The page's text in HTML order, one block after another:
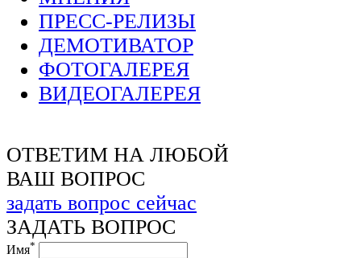
ПРЕСС-РЕЛИЗЫ
ДЕМОТИВАТОР
ФОТОГАЛЕРЕЯ
ВИДЕОГАЛЕРЕЯ
ОТВЕТИМ НА ЛЮБОЙ
ВАШ ВОПРОС
задать вопрос сейчас
ЗАДАТЬ ВОПРОС
Имя*